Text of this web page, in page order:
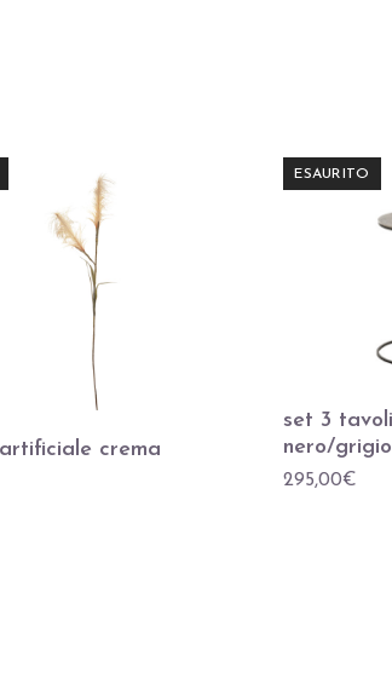
crema
ESAURITO
set 3
nero/
295,00€